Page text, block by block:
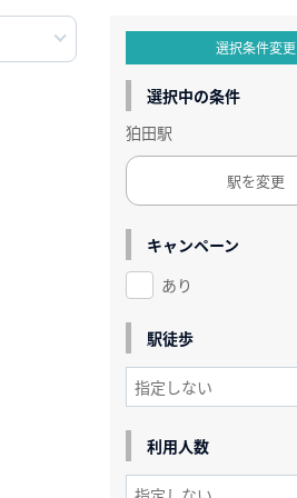
選択条件変更
選択中の条件
狛田駅
駅を変更
キャンペーン
あり
駅徒歩
利用人数